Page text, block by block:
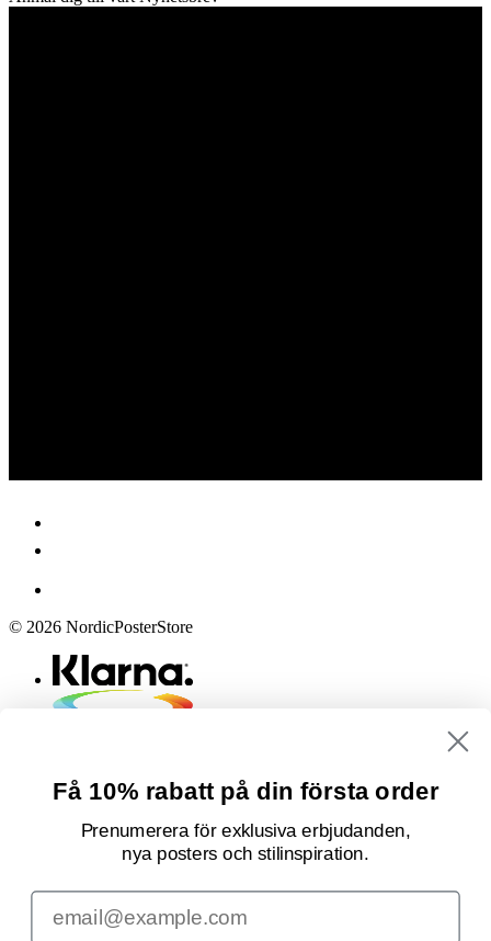
© 2026 NordicPosterStore
Få 10% rabatt på din första order
Prenumerera för exklusiva erbjudanden,
nya posters och stilinspiration.
Email